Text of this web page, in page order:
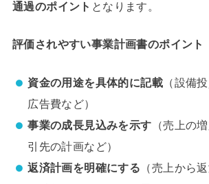
通過のポイント となります。
評価されやすい事業計画書のポイント
資金の用途を具体的に記載 （設備
広告費など）
事業の成長見込みを示す （売上の
引先の計画など）
返済計画を明確にする （売上から